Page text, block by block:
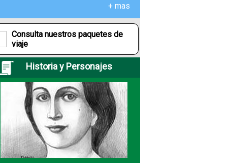
+ mas
Consulta nuestros paquetes de
viaje
Historia y Personajes